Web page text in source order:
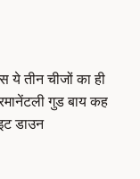
तीन चीजों का ही
गुड बाय कह
डाउन